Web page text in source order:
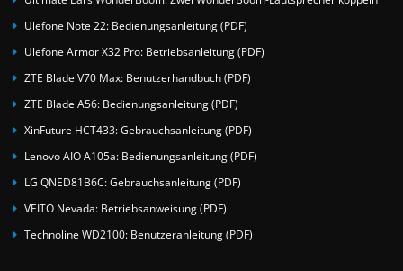
Ulefone Note 22: Bedienungsanleitung (PDF)
Ulefone Armor X32 Pro: Betriebsanleitung (PDF)
ZTE Blade V70 Max: Benutzerhandbuch (PDF)
ZTE Blade A56: Bedienungsanleitung (PDF)
XinFuture HCT433: Gebrauchsanleitung (PDF)
Lenovo AIO A105a: Bedienungsanleitung (PDF)
LG QNED81B6C: Gebrauchsanleitung (PDF)
VEITO Nevada: Betriebsanweisung (PDF)
Technoline WD2100: Benutzeranleitung (PDF)